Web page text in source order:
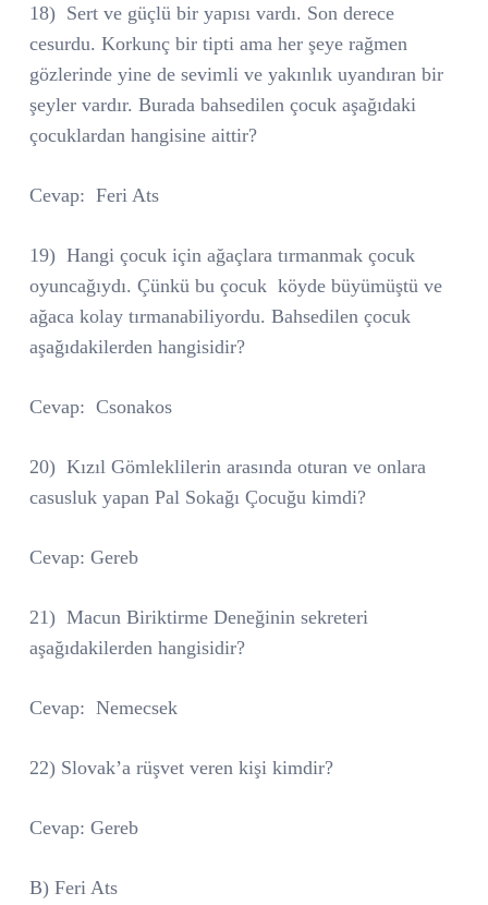
18) Sert ve güçlü bir yapısı vardı. Son derece
cesurdu. Korkunç bir tipti ama her şeye rağmen
gözlerinde yine de sevimli ve yakınlık uyandıran bir
şeyler vardır. Burada bahsedilen çocuk aşağıdaki
çocuklardan hangisine aittir?
Cevap: Feri Ats
19) Hangi çocuk için ağaçlara tırmanmak çocuk
oyuncağıydı. Çünkü bu çocuk köyde büyümüştü ve
ağaca kolay tırmanabiliyordu. Bahsedilen çocuk
aşağıdakilerden hangisidir?
Cevap: Csonakos
20) Kızıl Gömleklilerin arasında oturan ve onlara
casusluk yapan Pal Sokağı Çocuğu kimdi?
Cevap: Gereb
21) Macun Biriktirme Deneğinin sekreteri
aşağıdakilerden hangisidir?
Cevap: Nemecsek
22) Slovak’a rüşvet veren kişi kimdir?
Cevap: Gereb
B) Feri Ats